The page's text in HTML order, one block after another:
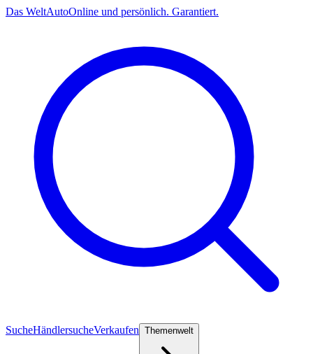
Das WeltAutoOnline und persönlich. Garantiert.
SucheHändlersucheVerkaufen Themenwelt